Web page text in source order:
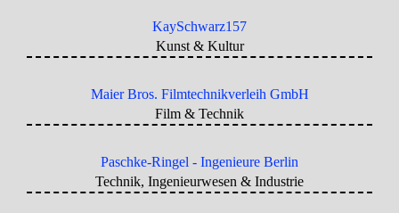
KaySchwarz157
Kunst & Kultur
Maier Bros. Filmtechnikverleih GmbH
Film & Technik
Paschke-Ringel - Ingenieure Berlin
Technik, Ingenieurwesen & Industrie